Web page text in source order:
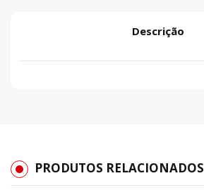
Descrição
PRODUTOS RELACIONADOS